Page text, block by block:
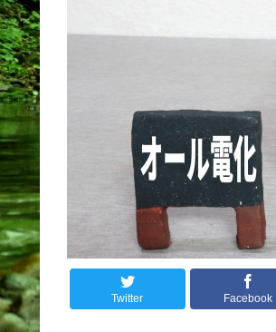
Twitter Facebook